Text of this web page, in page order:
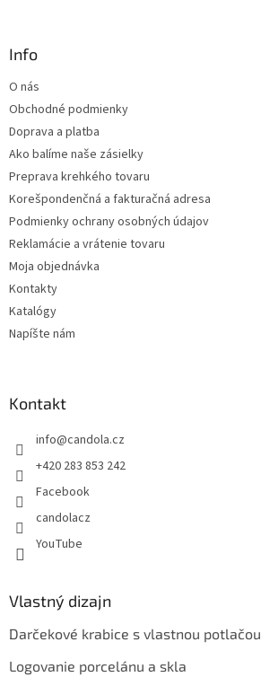
Info
O nás
Obchodné podmienky
Doprava a platba
Ako balíme naše zásielky
Preprava krehkého tovaru
Korešpondenčná a fakturačná adresa
Podmienky ochrany osobných údajov
Reklamácie a vrátenie tovaru
Moja objednávka
Kontakty
Katalógy
Napíšte nám
Kontakt
info@candola.cz
+420 283 853 242
Facebook
candolacz
YouTube
Vlastný dizajn
Darčekové krabice s vlastnou potlačou
Logovanie porcelánu a skla